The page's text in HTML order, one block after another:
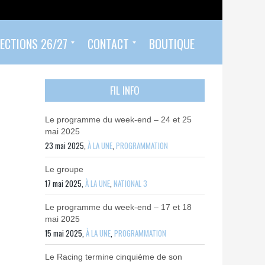
26/27 CONTACT BOUTIQUE
FIL INFO
Le programme du week-end – 24 et 25
mai 2025
23 mai 2025,À LA UNE,PROGRAMMATION
Le groupe
17 mai 2025,À LA UNE,NATIONAL 3
Le programme du week-end – 17 et 18
mai 2025
15 mai 2025,À LA UNE,PROGRAMMATION
Le Racing termine cinquième de son